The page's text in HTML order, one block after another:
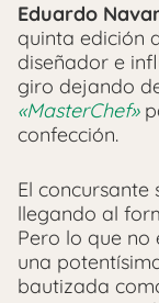
Eduardo
quinta edición
diseñador e
giro dejando
«MasterChef»
confección.
El
llegando al
Pero lo que no
una
bautizada